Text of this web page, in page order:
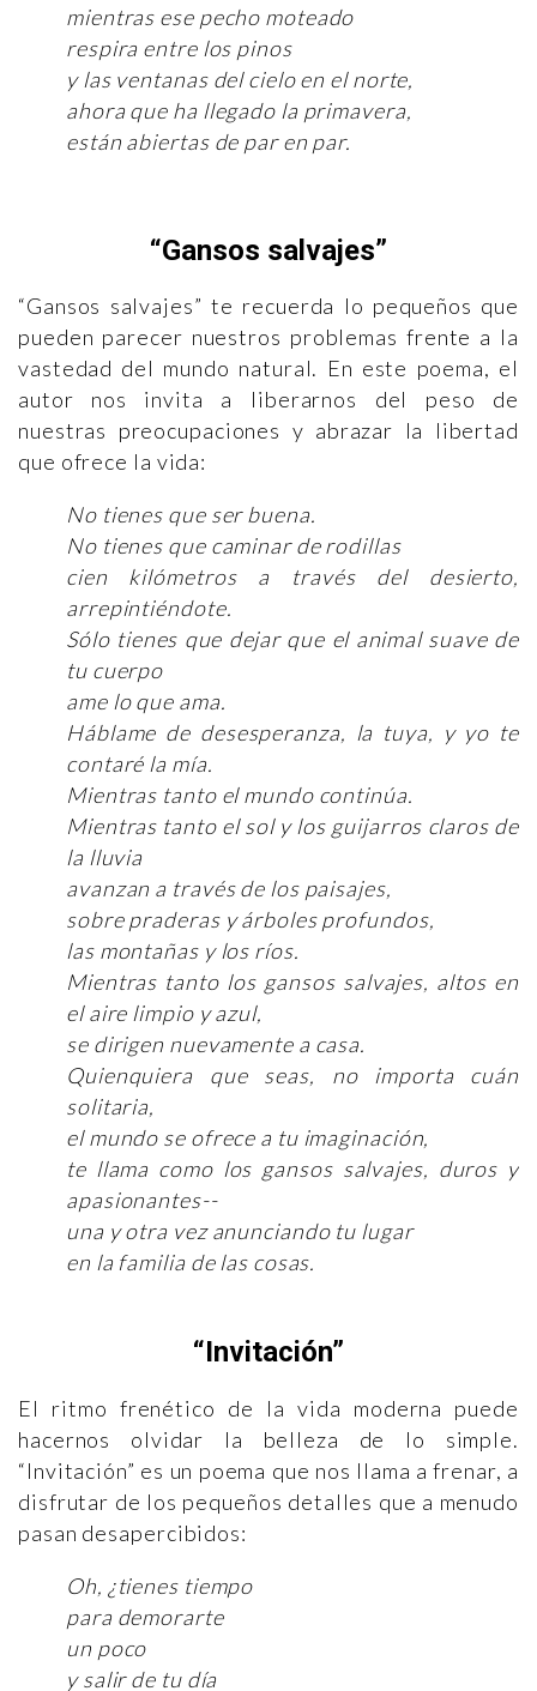
mientras ese pecho moteado
respira entre los pinos
y las ventanas del cielo en el norte,
ahora que ha llegado la primavera,
están abiertas de par en par.
“Gansos salvajes”
“Gansos salvajes” te recuerda lo pequeños que
pueden parecer nuestros problemas frente a la
vastedad del mundo natural. En este poema, el
autor nos invita a liberarnos del peso de
nuestras preocupaciones y abrazar la libertad
que ofrece la vida:
No tienes que ser buena.
No tienes que caminar de rodillas
cien kilómetros a través del desierto,
arrepintiéndote.
Sólo tienes que dejar que el animal suave de
tu cuerpo
ame lo que ama.
Háblame de desesperanza, la tuya, y yo te
contaré la mía.
Mientras tanto el mundo continúa.
Mientras tanto el sol y los guijarros claros de
la lluvia
avanzan a través de los paisajes,
sobre praderas y árboles profundos,
las montañas y los ríos.
Mientras tanto los gansos salvajes, altos en
el aire limpio y azul,
se dirigen nuevamente a casa.
Quienquiera que seas, no importa cuán
solitaria,
el mundo se ofrece a tu imaginación,
te llama como los gansos salvajes, duros y
apasionantes--
una y otra vez anunciando tu lugar
en la familia de las cosas.
“Invitación”
El ritmo frenético de la vida moderna puede
hacernos olvidar la belleza de lo simple.
“Invitación” es un poema que nos llama a frenar, a
disfrutar de los pequeños detalles que a menudo
pasan desapercibidos:
Oh, ¿tienes tiempo
para demorarte
un poco
y salir de tu día